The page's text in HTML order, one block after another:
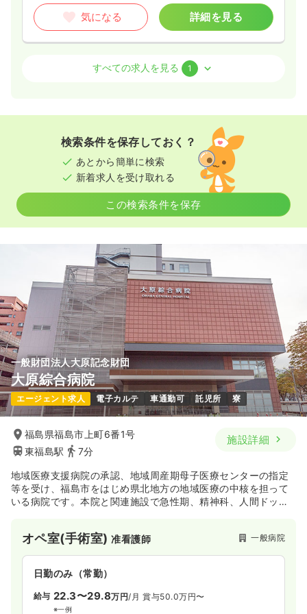
気になる 詳細を見る
9:00～12:00
時給1,500円以上可
気になる 詳細を見る
すべての求人を見る 1
検索条件を保存しておく？
あとから簡単に検索
新着求人を受け取れる
この検索条件を保存
一般財団法人大原記念財団
大原綜合病院
エージェント求人 電子カルテ 車通勤可 託児所 寮
福島県福島市上町6番1号
東福島駅
7分
施設詳細
地域医療支援病院の承認、地域周産期母子医療センターの指定
等を受け、福島市をはじめ県北地方の地域医療の中核を担って
いる病院です。本院と関連施設で急性期、精神科、人間ドッ
オペ室(手術室)准看護師 一般病院
日勤のみ（常勤）
給与 22.3〜29.8万円/月 賞与50.0万円〜
※一例